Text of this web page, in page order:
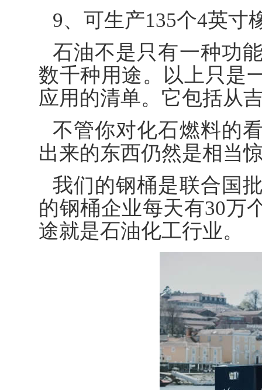
9、可生产135个4英寸
石油不是只有一种功
数千种用途。以上只是
应用的清单。它包括从
不管你对化石燃料的
出来的东西仍然是相当
我们的钢桶是联合国
的钢桶企业每天有30万
途就是石油化工行业。